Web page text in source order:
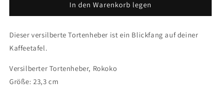
versilbert
Tortenheber,
versilbert
In den Warenkorb legen
Dieser versilberte Tortenheber ist ein Blickfang auf deiner
Kaffeetafel.
Versilberter Tortenheber, Rokoko
Größe: 23,3 cm